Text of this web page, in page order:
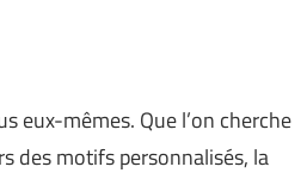
eux-mêmes. Que l’on cherche
des motifs personnalisés, la